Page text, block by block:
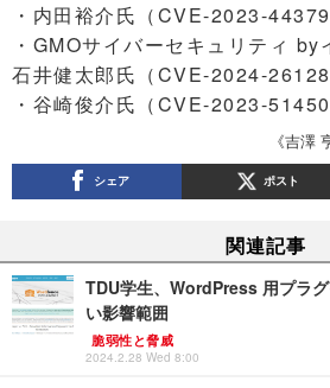
・内田裕介氏（CVE-2023-44379
・GMOサイバーセキュリティ
石井健太郎氏（CVE-2024-26128
・谷崎俊介氏（CVE-2023-51450
《吉澤
シェア ポスト
関連記事
TDU学生、WordPress 用プラ
い影響範囲
脆弱性と脅威
2024.2.28 Wed 8:00